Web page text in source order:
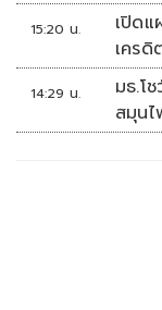
15:20 น.
เปิด
เคร
14:29 น.
มธ.โ
สมุน